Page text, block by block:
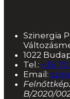
Szinergia
1022
Tel.: +36
Email:
B/2020/